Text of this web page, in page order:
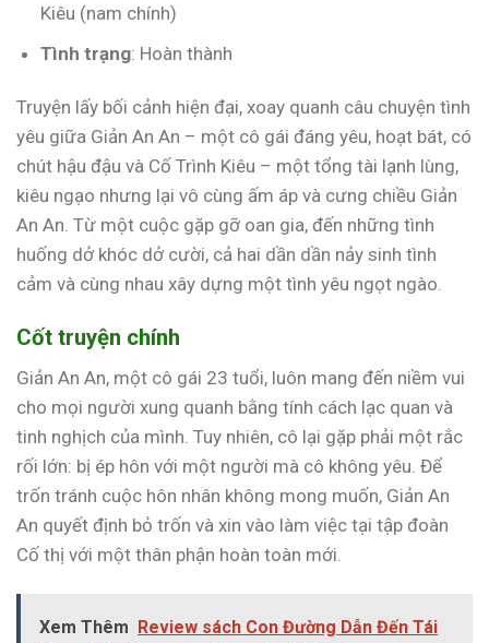
Kiêu (nam chính)
Tình trạng: Hoàn thành
Truyện lấy bối cảnh hiện đại, xoay quanh câu chuyện tình
yêu giữa Giản An An – một cô gái đáng yêu, hoạt bát, có
chút hậu đậu và Cố Trình Kiêu – một tổng tài lạnh lùng,
kiêu ngạo nhưng lại vô cùng ấm áp và cưng chiều Giản
An An. Từ một cuộc gặp gỡ oan gia, đến những tình
huống dở khóc dở cười, cả hai dần dần nảy sinh tình
cảm và cùng nhau xây dựng một tình yêu ngọt ngào.
Cốt truyện chính
Giản An An, một cô gái 23 tuổi, luôn mang đến niềm vui
cho mọi người xung quanh bằng tính cách lạc quan và
tinh nghịch của mình. Tuy nhiên, cô lại gặp phải một rắc
rối lớn: bị ép hôn với một người mà cô không yêu. Để
trốn tránh cuộc hôn nhân không mong muốn, Giản An
An quyết định bỏ trốn và xin vào làm việc tại tập đoàn
Cố thị với một thân phận hoàn toàn mới.
Xem Thêm Review sách Con Đường Dẫn Đến Tái